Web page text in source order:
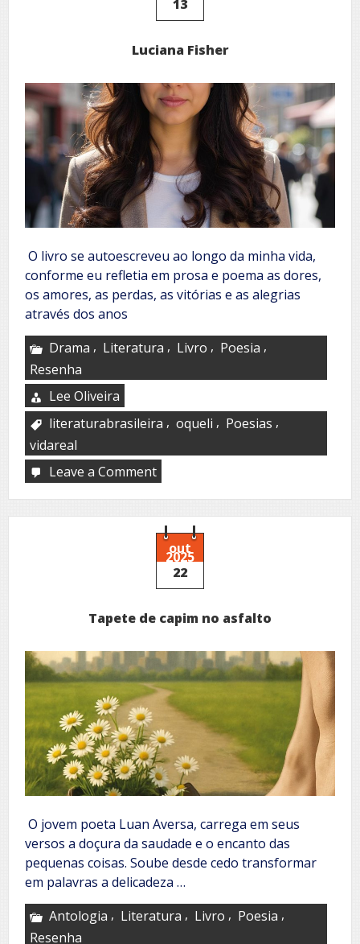
13
Luciana Fisher
O livro se autoescreveu ao longo da minha vida,
conforme eu refletia em prosa e poema as dores,
os amores, as perdas, as vitórias e as alegrias
através dos anos
Drama , Literatura , Livro , Poesia ,
Resenha
Lee Oliveira
literaturabrasileira , oqueli , Poesias ,
vidareal
Leave a Commenton
Fisher
out
2025
22
Tapete de capim no asfalto
O jovem poeta Luan Aversa, carrega em seus
versos a doçura da saudade e o encanto das
pequenas coisas. Soube desde cedo transformar
em palavras a delicadeza …
Antologia , Literatura , Livro , Poesia ,
Resenha